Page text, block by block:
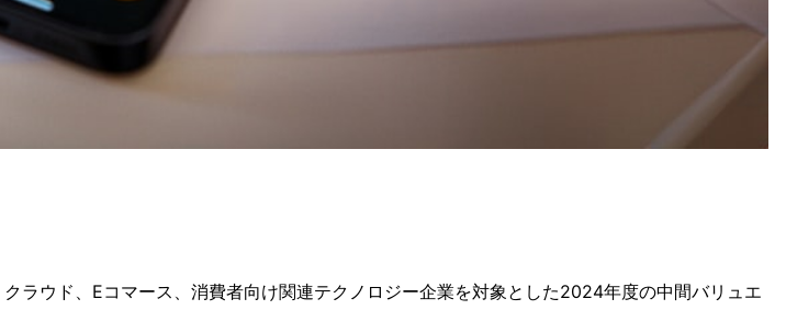
ラウド、Eコマース、消費者向け関連テクノロジー企業を対象とした2024年度の中間バリュエ